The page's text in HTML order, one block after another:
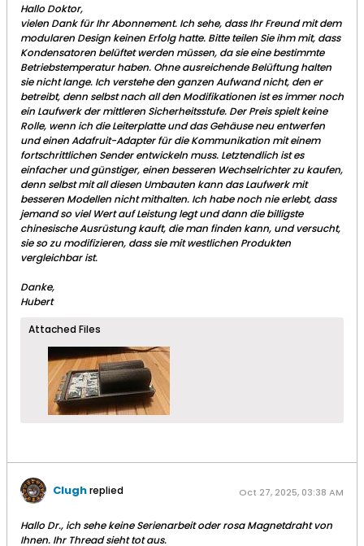
Hallo Doktor,
vielen Dank für Ihr Abonnement. Ich sehe, dass Ihr Freund mit dem
modularen Design keinen Erfolg hatte. Bitte teilen Sie ihm mit, dass
Kondensatoren belüftet werden müssen, da sie eine bestimmte
Betriebstemperatur haben. Ohne ausreichende Belüftung halten
sie nicht lange. Ich verstehe den ganzen Aufwand nicht, den er
betreibt, denn selbst nach all den Modifikationen ist es immer noch
ein Laufwerk der mittleren Sicherheitsstufe. Der Preis spielt keine
Rolle, wenn ich die Leiterplatte und das Gehäuse neu entwerfen
und einen Adafruit-Adapter für die Kommunikation mit einem
fortschrittlichen Sender entwickeln muss. Letztendlich ist es
einfacher und günstiger, einen besseren Wechselrichter zu kaufen,
denn selbst mit all diesen Umbauten kann das Laufwerk mit
besseren Modellen nicht mithalten. Ich habe noch nie erlebt, dass
jemand so viel Wert auf Leistung legt und dann die billigste
chinesische Ausrüstung kauft, die man finden kann, und versucht,
sie so zu modifizieren, dass sie mit westlichen Produkten
vergleichbar ist.
Danke,
Hubert
Attached Files
Clughreplied Oct 27, 2025, 03:38 AM
Hallo Dr., ich sehe keine Serienarbeit oder rosa Magnetdraht von
Ihnen. Ihr Thread sieht tot aus.